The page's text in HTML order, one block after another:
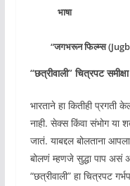
भाषा
“जगभरून फिल्म्स
“छत्रीवाली” चित्रपट
भारताने हा कितीही प्रगती
नाही. सेक्स किंवा संभोग या
जातं. याबद्दल बोलताना
बोलणं म्हणजे सुद्धा पाप असं
“छत्रीवाली” हा चित्रपट